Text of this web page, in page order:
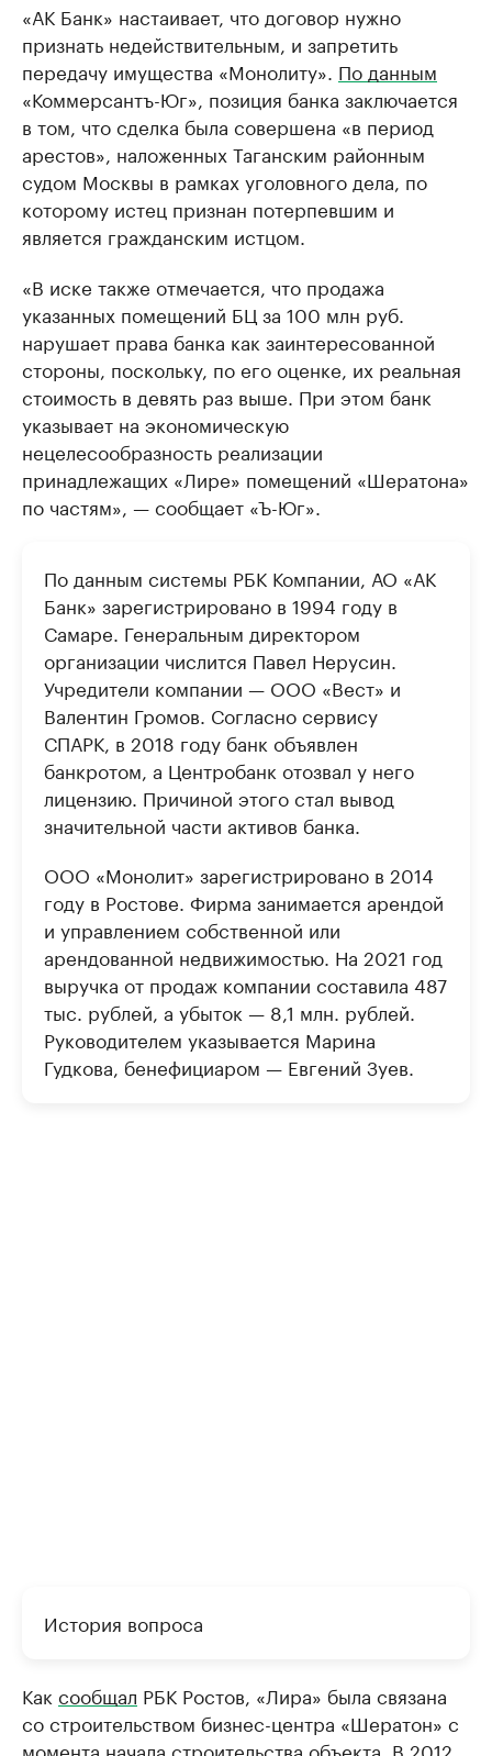
«АК Банк» настаивает, что договор нужно
признать недействительным, и запретить
передачу имущества «Монолиту». По данным
«Коммерсантъ-Юг», позиция банка заключается
в том, что сделка была совершена «в период
арестов», наложенных Таганским районным
судом Москвы в рамках уголовного дела, по
которому истец признан потерпевшим и
является гражданским истцом.
«В иске также отмечается, что продажа
указанных помещений БЦ за 100 млн руб.
нарушает права банка как заинтересованной
стороны, поскольку, по его оценке, их реальная
стоимость в девять раз выше. При этом банк
указывает на экономическую
нецелесообразность реализации
принадлежащих «Лире» помещений «Шератона»
по частям», — сообщает «Ъ-Юг».
По данным системы РБК Компании, АО «АК
Банк» зарегистрировано в 1994 году в
Самаре. Генеральным директором
организации числится Павел Нерусин.
Учредители компании — ООО «Вест» и
Валентин Громов. Согласно сервису
СПАРК, в 2018 году банк объявлен
банкротом, а Центробанк отозвал у него
лицензию. Причиной этого стал вывод
значительной части активов банка.
ООО «Монолит» зарегистрировано в 2014
году в Ростове. Фирма занимается арендой
и управлением собственной или
арендованной недвижимостью. На 2021 год
выручка от продаж компании составила 487
тыс. рублей, а убыток — 8,1 млн. рублей.
Руководителем указывается Марина
Гудкова, бенефициаром — Евгений Зуев.
История вопроса
Как сообщал РБК Ростов, «Лира» была связана
со строительством бизнес-центра «Шератон» с
момента начала строительства объекта. В 2012